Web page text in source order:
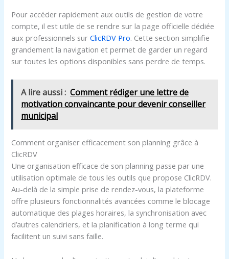
Pour accéder rapidement aux outils de gestion de votre
compte, il est utile de se rendre sur la page officielle dédiée
aux professionnels surClicRDV Pro. Cette section simplifie
grandement la navigation et permet de garder un regard
sur toutes les options disponibles sans perdre de temps.
A lire aussi : Comment rédiger une lettre de
motivation convaincante pour devenir conseiller
municipal
Comment organiser efficacement son planning grâce à
ClicRDV
Une organisation efficace de son planning passe par une
utilisation optimale de tous les outils que propose ClicRDV.
Au-delà de la simple prise de rendez-vous, la plateforme
offre plusieurs fonctionnalités avancées comme le blocage
automatique des plages horaires, la synchronisation avec
d’autres calendriers, et la planification à long terme qui
facilitent un suivi sans faille.